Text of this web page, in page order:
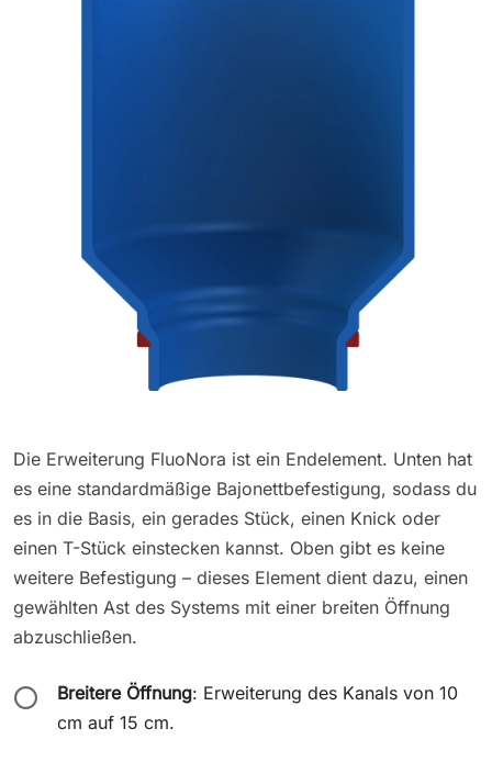
Die Erweiterung FluoNora ist ein Endelement. Unten hat
es eine standardmäßige Bajonettbefestigung, sodass du
es in die Basis, ein gerades Stück, einen Knick oder
einen T-Stück einstecken kannst. Oben gibt es keine
weitere Befestigung – dieses Element dient dazu, einen
gewählten Ast des Systems mit einer breiten Öffnung
abzuschließen.
⭕ Breitere Öffnung: Erweiterung des Kanals von 10
cm auf 15 cm.